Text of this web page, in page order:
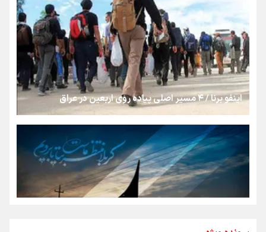
روایت ایران از کنار مردم
از طلوع خیابان‌ها تا غروب اشک
جمله‌ای که بغض چهارماهه را شکست؛ «آهای مردم، آقا از
تهران رفتند»
سه حسرتی که به دلم ماند
اینفو برنا / ۴ مسیر اصلی پیاده روی اربعین در عراق